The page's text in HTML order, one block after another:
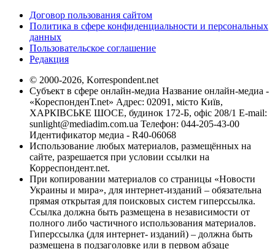
Договор пользования сайтом
Политика в сфере конфиденциальности и персональных
данных
Пользовательское соглашение
Редакция
© 2000-2026, Korrespondent.net
Субъект в сфере онлайн-медиа Название онлайн-медиа -
«КореспонденТ.net» Адрес: 02091, місто Київ,
ХАРКІВСЬКЕ ШОСЕ, будинок 172-Б, офіс 208/1 E-mail:
sunlight@mediadim.com.ua Телефон: 044-205-43-00
Идентификатор медиа - R40-06068
Использование любых материалов, размещённых на
сайте, разрешается при условии ссылки на
Корреспондент.net.
При копировании материалов со страницы «Новости
Украины и мира», для интернет-изданий – обязательна
прямая открытая для поисковых систем гиперссылка.
Ссылка должна быть размещена в независимости от
полного либо частичного использования материалов.
Гиперссылка (для интернет- изданий) – должна быть
размещена в подзаголовке или в первом абзаце